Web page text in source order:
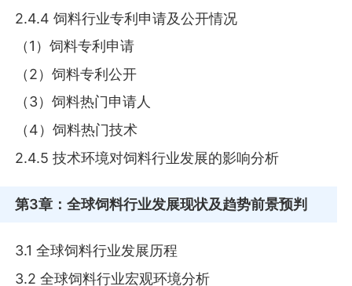
2.4.4 饲料行业专利申请及公开情况
（1）饲料专利申请
（2）饲料专利公开
（3）饲料热门申请人
（4）饲料热门技术
2.4.5 技术环境对饲料行业发展的影响分析
第3章 ：全球饲料行业发展现状及趋势前景预判
3.1 全球饲料行业发展历程
3.2 全球饲料行业宏观环境分析